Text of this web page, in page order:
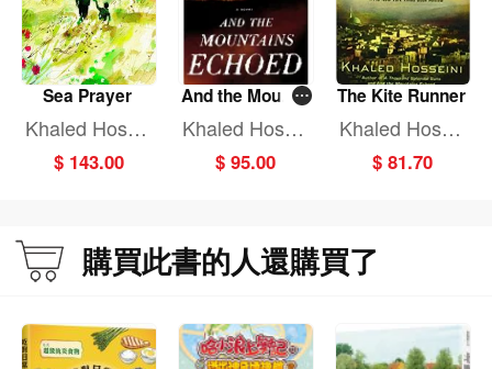
Sea Prayer
Khaled Hossei
ni
$ 143.00
And the Mounta
ins Echoed
Khaled Hossei
ni
$ 95.00
The Kite Runner
Khaled Hossei
ni
$ 81.70
購買此書的人還購買了